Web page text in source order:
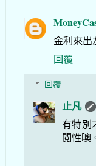
金利來出
回覆
回覆
止凡
有特別
閱性噢